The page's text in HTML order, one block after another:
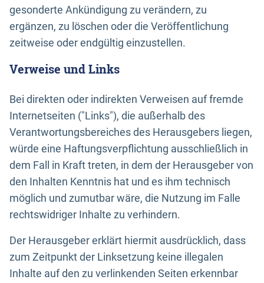
gesonderte Ankündigung zu verändern, zu
ergänzen, zu löschen oder die Veröffentlichung
zeitweise oder endgültig einzustellen.
Verweise und Links
Bei direkten oder indirekten Verweisen auf fremde
Internetseiten ("Links"), die außerhalb des
Verantwortungsbereiches des Herausgebers liegen,
würde eine Haftungsverpflichtung ausschließlich in
dem Fall in Kraft treten, in dem der Herausgeber von
den Inhalten Kenntnis hat und es ihm technisch
möglich und zumutbar wäre, die Nutzung im Falle
rechtswidriger Inhalte zu verhindern.
Der Herausgeber erklärt hiermit ausdrücklich, dass
zum Zeitpunkt der Linksetzung keine illegalen
Inhalte auf den zu verlinkenden Seiten erkennbar